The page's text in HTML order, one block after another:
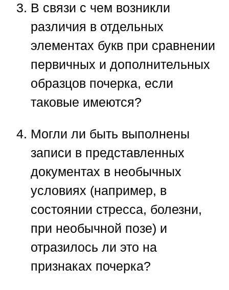
В связи с чем возникли
различия в отдельных
элементах букв при сравнении
первичных и дополнительных
образцов почерка, если
таковые имеются?
Могли ли быть выполнены
записи в представленных
документах в необычных
условиях (например, в
состоянии стресса, болезни,
при необычной позе) и
отразилось ли это на
признаках почерка?